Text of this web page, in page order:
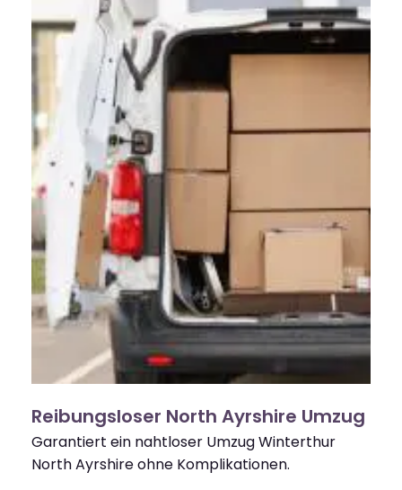
Reibungsloser North Ayrshire Umzug
Garantiert ein nahtloser Umzug Winterthur
North Ayrshire ohne Komplikationen.